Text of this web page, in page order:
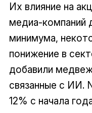
Их влияние на
медиа-компаний
минимума,
понижение в
добавили
связанные с ИИ.
12% с начала